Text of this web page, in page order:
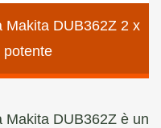
Makita DUB362Z 2 x
potente
Makita DUB362Z è un